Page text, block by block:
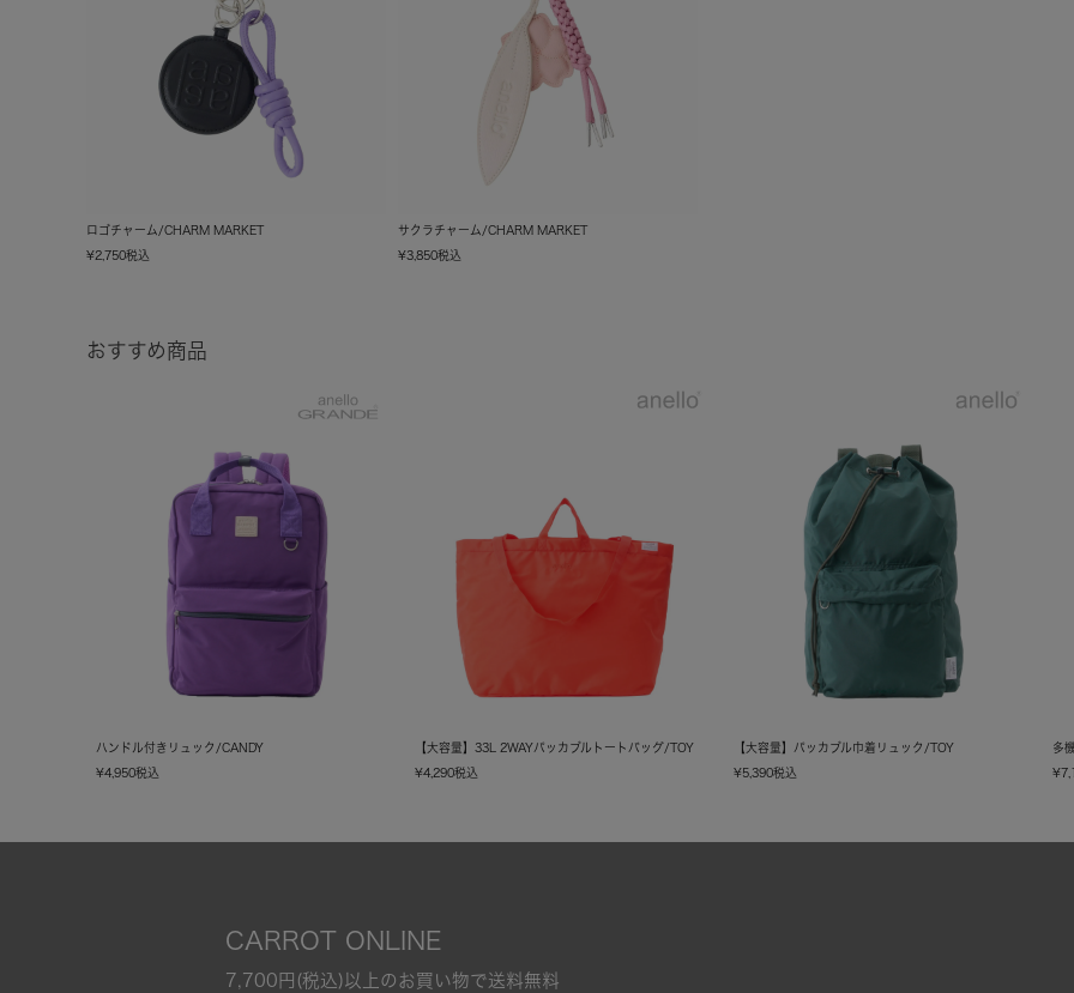
ロゴチャーム/CHARM MARKET
¥2,750税込
サクラチャーム/CHARM MARKET
¥3,850税込
おすすめ商品
ハンドル付きリュック/CANDY
¥4,950税込
【大容量】33L 2WAYパッカブルトートバッグ/TOY
¥4,290税込
【大容量】パッカブル巾着リュック/TOY
¥5,390税込
多
¥
CARROT ONLINE
7,700円(税込)以上のお買い物で送料無料